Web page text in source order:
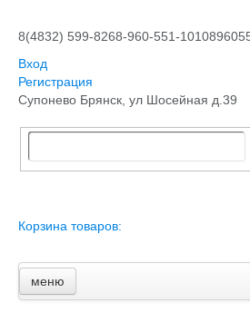
8(4832) 599-8268-960-551-1010
Вход
Регистрация
Супонево Брянск, ул Шосейная д.39
Корзина товаров:
меню
Главная